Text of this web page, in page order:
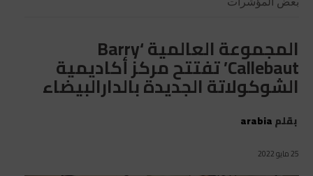
المجموعة العالمية ‘Barry
Callebaut’ تفتتح مركز أكاديمية
الشوكولاتة الجديدة بالدارالبيضاء
بقلمarabia
25 مايو 2022